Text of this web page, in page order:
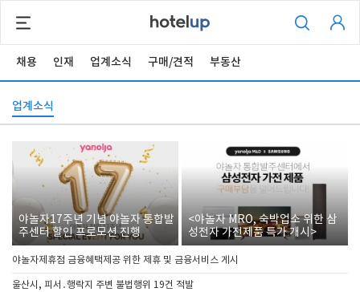
채용 인재 업계소식 구매/견적 부동산
업계소식
야놀자17주년 기념 야놀자 통합발
주센터 할인 프로모션 진행
<야놀자 MRO, 숙박업소 위한 삼
성전자 가전제품 특가 개시>
야놀자제휴점 금융혜택제공 위한 제휴 및 금융서비스 게시
울산시, 피서․행락지 주변 불법행위 19건 적발